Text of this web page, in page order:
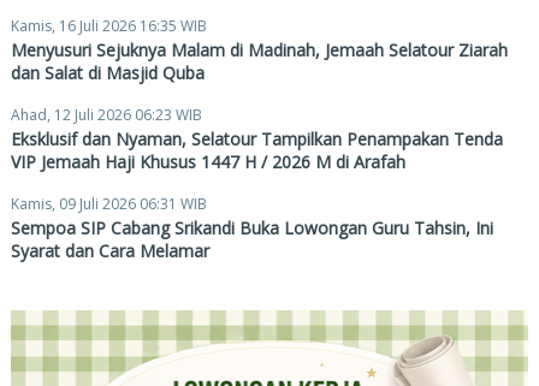
Kamis, 16 Juli 2026 16:35 WIB
Menyusuri Sejuknya Malam di Madinah, Jemaah Selatour Ziarah
dan Salat di Masjid Quba
Ahad, 12 Juli 2026 06:23 WIB
Eksklusif dan Nyaman, Selatour Tampilkan Penampakan Tenda
VIP Jemaah Haji Khusus 1447 H / 2026 M di Arafah
Kamis, 09 Juli 2026 06:31 WIB
Sempoa SIP Cabang Srikandi Buka Lowongan Guru Tahsin, Ini
Syarat dan Cara Melamar